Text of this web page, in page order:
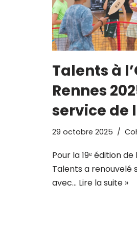
Talents à
Rennes
service de
29 octobre 2025
Pour la 19ᵉ édition
Talents a renouvelé
avec… Lire la suite »